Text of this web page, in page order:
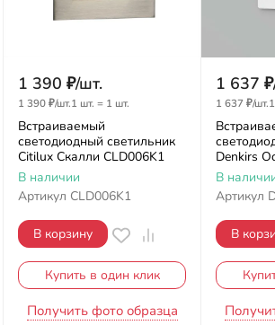
1 390 ₽/шт.
1 390₽/шт.1 шт. = 1 шт.
Встраиваемый
светодиодный светильник
Citilux Скалли CLD006K1
В наличии
Артикул CLD006K1
В корзину
Купить в один клик
Получить фото образца
1 637 ₽
1 637₽/шт.
Denkirs
В
Артикул
В